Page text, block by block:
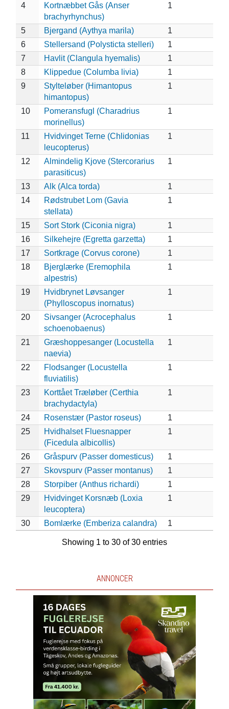
4
Kortnæbbet Gås (Anser
brachyrhynchus)
1
5 Bjergand (Aythya marila)
1
6
Stellersand (Polysticta stelleri)
1
7
Havlit (Clangula hyemalis)
1
8
Klippedue (Columba livia)
1
9
Stylteløber (Himantopus
himantopus)
1
10
Pomeransfugl (Charadrius
morinellus)
1
11
Hvidvinget Terne (Chlidonias
leucopterus)
1
12
Almindelig Kjove (Stercorarius
parasiticus)
1
13 Alk (Alca torda)
1
14
Rødstrubet Lom (Gavia
stellata)
1
15 Sort Stork (Ciconia nigra)
1
16
Silkehejre (Egretta garzetta)
1
17
Sortkrage (Corvus corone)
1
18
Bjerglærke (Eremophila
alpestris)
1
19
Hvidbrynet Løvsanger
(Phylloscopus inornatus)
1
20
Sivsanger (Acrocephalus
schoenobaenus)
1
21
Græshoppesanger (Locustella
naevia)
1
22
Flodsanger (Locustella
fluviatilis)
1
23
Korttået Træløber (Certhia
brachydactyla)
1
24 Rosenstær (Pastor roseus)
1
25
Hvidhalset Fluesnapper
(Ficedula albicollis)
1
26 Gråspurv (Passer domesticus)
1
27
Skovspurv (Passer montanus)
1
28
Storpiber (Anthus richardi)
1
29
Hvidvinget Korsnæb (Loxia
leucoptera)
1
30 Bomlærke (Emberiza calandra) 1
Showing 1 to 30 of 30 entries
ANNONCER